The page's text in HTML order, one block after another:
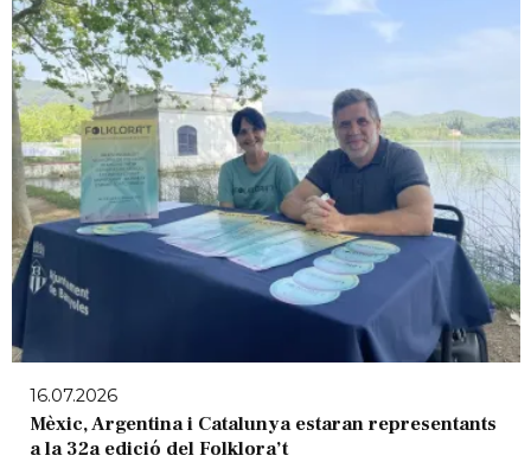
16.07.2026
Mèxic, Argentina i Catalunya estaran representants
a la 32a edició del Folklora’t